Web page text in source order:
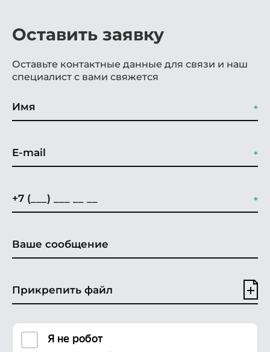
Оставить заявку
Оставьте контактные данные для связи и наш
специалист с вами свяжется
Прикрепить файл